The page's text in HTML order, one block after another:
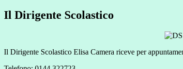
Il Dirigente Scolastico
Il Dirigente Scolastico Elisa Camera riceve per